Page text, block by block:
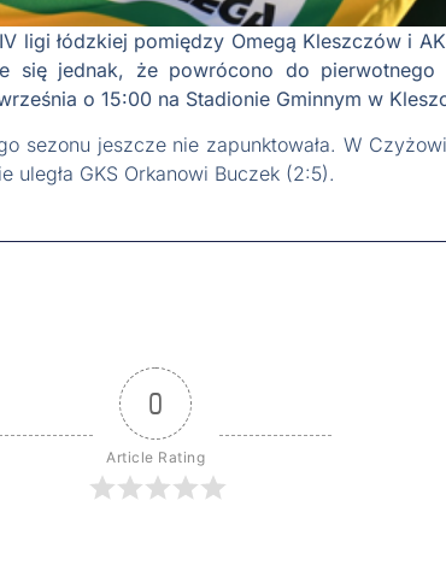
ligi łódzkiej pomiędzy Omegą Kleszczów i
się jednak, że powrócono do
o 15:00 na Stadionie Gminnym w
sezonu jeszcze nie zapunktowała. W
GKS Orkanowi Buczek (2:5).
0
Article Rating